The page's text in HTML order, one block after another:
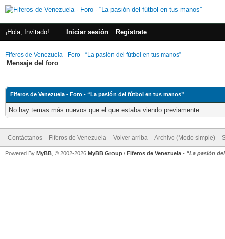
¡Hola, Invitado! Iniciar sesión Regístrate
Fiferos de Venezuela - Foro - “La pasión del fútbol en tus manos”
Mensaje del foro
Fiferos de Venezuela - Foro - “La pasión del fútbol en tus manos”
No hay temas más nuevos que el que estaba viendo previamente.
Contáctanos Fiferos de Venezuela Volver arriba Archivo (Modo simple)
Powered By MyBB , © 2002-2026 MyBB Group / Fiferos de Venezuela - “La pasión